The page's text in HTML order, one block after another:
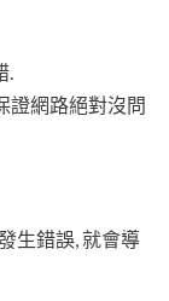
.
證網路絕對沒問
生錯誤, 就會導